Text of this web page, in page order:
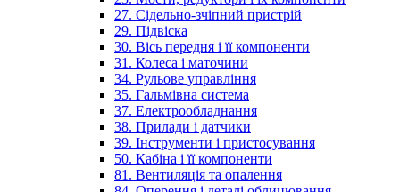
27. Сідельно-зчіпний пристрій
29. Підвіска
30. Вісь передня і її компоненти
31. Колеса і маточини
34. Рульове управління
35. Гальмівна система
37. Електрообладнання
38. Прилади і датчики
39. Інструменти і пристосування
50. Кабіна і її компоненти
81. Вентиляція та опалення